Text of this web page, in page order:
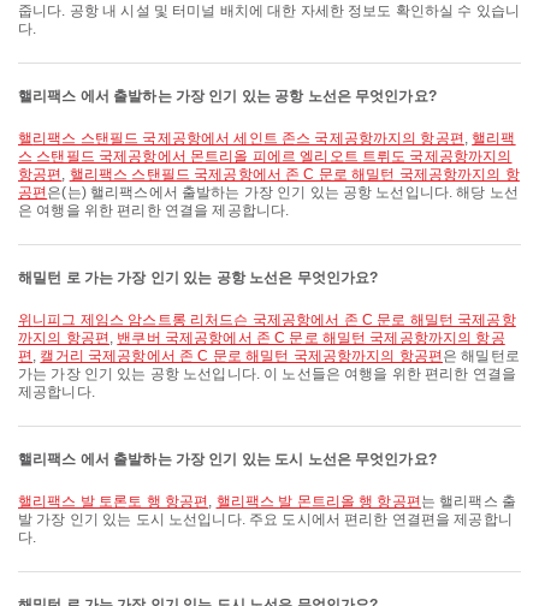
줍니다. 공항 내 시설 및 터미널 배치에 대한 자세한 정보도 확인하실 수 있습니
다.
핼리팩스 에서 출발하는 가장 인기 있는 공항 노선은 무엇인가요?
핼리팩스 스탠필드 국제공항에서 세인트 존스 국제공항까지의 항공편 ,핼리팩
스 스탠필드 국제공항에서 몬트리올 피에르 엘리오트 트뤼도 국제공항까지의
항공편 , 핼리팩스 스탠필드 국제공항에서 존 C 문로 해밀턴 국제공항까지의 항
공편 은(는) 핼리팩스에서 출발하는 가장 인기 있는 공항 노선입니다. 해당 노선
은 여행을 위한 편리한 연결을 제공합니다.
해밀턴 로 가는 가장 인기 있는 공항 노선은 무엇인가요?
위니피그 제임스 암스트롱 리처드슨 국제공항에서 존 C 문로 해밀턴 국제공항
까지의 항공편 , 밴쿠버 국제공항에서 존 C 문로 해밀턴 국제공항까지의 항공
편 , 캘거리 국제공항에서 존 C 문로 해밀턴 국제공항까지의 항공편 은 해밀턴로
가는 가장 인기 있는 공항 노선입니다. 이 노선들은 여행을 위한 편리한 연결을
제공합니다.
핼리팩스 에서 출발하는 가장 인기 있는 도시 노선은 무엇인가요?
핼리팩스 발 토론토 행 항공편 , 핼리팩스 발 몬트리올 행 항공편 는 핼리팩스 출
발 가장 인기 있는 도시 노선입니다. 주요 도시에서 편리한 연결편을 제공합니
다.